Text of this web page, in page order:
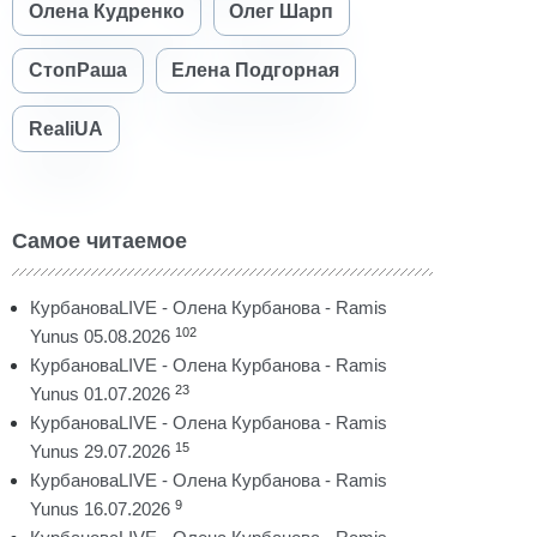
Олена Кудренко Олег Шарп
СтопРаша Елена Подгорная
RealiUA
Самое читаемое
КурбановаLIVE - Олена Курбанова - Ramis
Yunus 05.08.2026 102
КурбановаLIVE - Олена Курбанова - Ramis
Yunus 01.07.2026 23
КурбановаLIVE - Олена Курбанова - Ramis
Yunus 29.07.2026 15
КурбановаLIVE - Олена Курбанова - Ramis
Yunus 16.07.2026 9